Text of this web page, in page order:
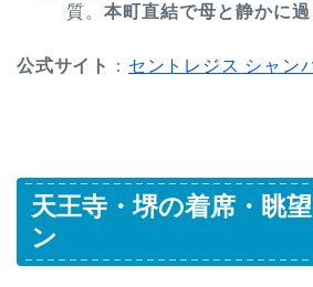
質。 本町直結で母と静かに過
公式サイト ： セントレジス シャン
天王寺・堺の着席・眺
ン